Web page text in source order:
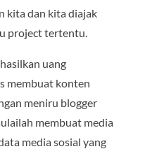
kita dan kita diajak
project tertentu.
uang
membuat konten
meniru blogger
membuat media
media sosial yang